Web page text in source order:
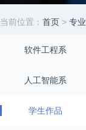
当前位置： 首页 > 专
软件工程系
人工智能系
学生作品